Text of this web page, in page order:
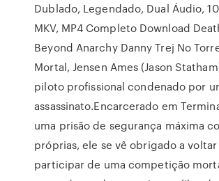
Dublado, Legendado, Dual Áudio,
MKV, MP4 Completo Download
Beyond Anarchy Danny Trej No
Mortal, Jensen Ames (Jason
piloto profissional condenado por
assassinato.Encarcerado em
uma prisão de segurança máxima
próprias, ele se vê obrigado a voltar
participar de uma competição